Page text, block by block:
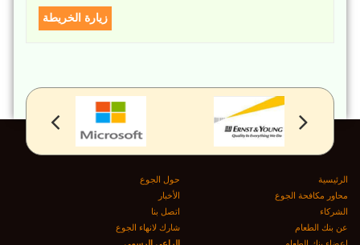
زيارة الخريطة
الرئيسية
حول الجوع
محاور مكافحة الجوع
الأخبار
الشركاء
اتصل بنا
عن بنك الطعام
شارك لانهاء الجوع